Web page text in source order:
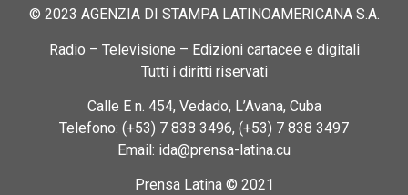
© 2023 AGENZIA DI STAMPA LATINOAMERICANA S.A.
Radio – Televisione – Edizioni cartacee e digitali
Tutti i diritti riservati
Calle E n. 454, Vedado, L’Avana, Cuba
Telefono: (+53) 7 838 3496, (+53) 7 838 3497
Email: ida@prensa-latina.cu
Prensa Latina © 2021